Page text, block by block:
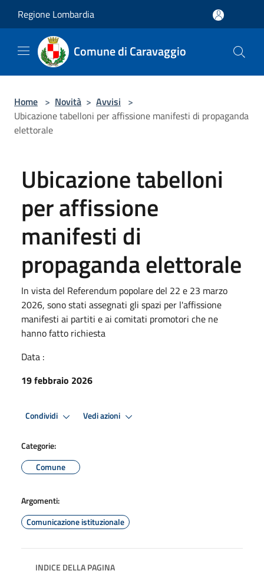
Regione Lombardia
Comune di Caravaggio
Home > Novità > Avvisi >
Ubicazione tabelloni per affissione manifesti di propaganda
elettorale
Ubicazione tabelloni
per affissione
manifesti di
propaganda elettorale
In vista del Referendum popolare del 22 e 23 marzo
2026, sono stati assegnati gli spazi per l'affissione
manifesti ai partiti e ai comitati promotori che ne
hanno fatto richiesta
Data :
19 febbraio 2026
Condividi Vedi azioni
Categorie:
Comune
Argomenti:
Comunicazione istituzionale
INDICE DELLA PAGINA